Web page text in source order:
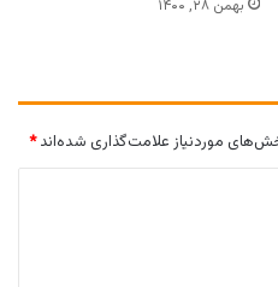
بهمن ۲۸, ۱۴۰۰
موردنیاز علامت‌گذاری شده‌اند*